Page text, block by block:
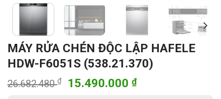
MÁY RỬA CHÉN ĐỘC LẬP HAFELE
HDW-F6051S (538.21.370)
26.682.480₫
Giá
15.490.000 ₫Giá